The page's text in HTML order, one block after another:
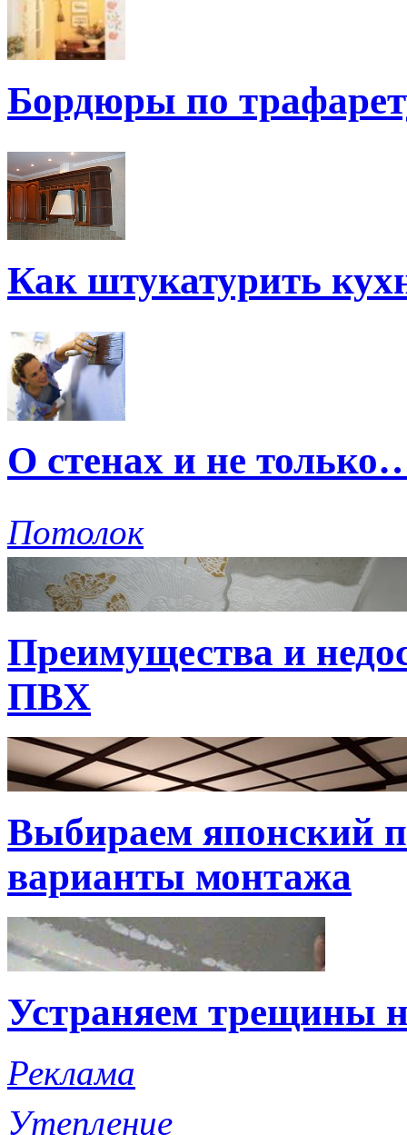
Бордюры по
Как штукатурить
О стенах и не
Потолок
Преимущества и
ПВХ
Выбираем японский
варианты монтажа
Устраняем трещины
Реклама
Утепление